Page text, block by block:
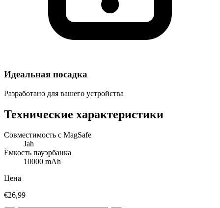
Идеальная посадка
Разработано для вашего устройства
Технические характеристики
Совместимость с MagSafe
Jah
Ёмкость пауэрбанка
10000 mAh
Цена
€26,99